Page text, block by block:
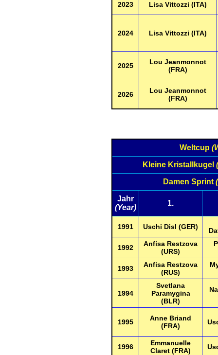
2023 Lisa Vittozzi (ITA)
2024 Lisa Vittozzi (ITA)
2025
Lou Jeanmonnot
(FRA)
2026
Lou Jeanmonnot
(FRA)
Weltcup
Kleine Kristallkugel
Damen Sprint
Jahr
(Year)
1.
1991 Uschi Disl (GER)
1992
Anfisa Restzova
(URS)
1993
Anfisa Restzova
(RUS)
1994
Svetlana
Paramygina
(BLR)
1995
Anne Briand
(FRA)
1996
Emmanuelle
Claret (FRA)